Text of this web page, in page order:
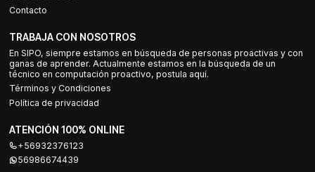
Contacto
TRABAJA CON NOSOTROS
En SIPO, siempre estamos en búsqueda de personas proactivas y con
ganas de aprender. Actualmente estamos en la búsqueda de un
técnico en computación proactivo, postula aquí.
Términos y Condiciones
Política de privacidad
ATENCIÓN 100% ONLINE
+56932376123
56986674439